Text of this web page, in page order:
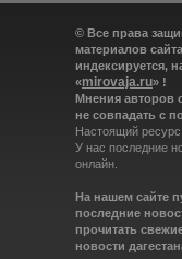
© Все права
материалов
индексируется,
«mirovaja.ru» !
Мнения авторов
не совпадать с
Настоящий
У нас последние
онлайн.
На нашем сайте
последние
прочитать
новости